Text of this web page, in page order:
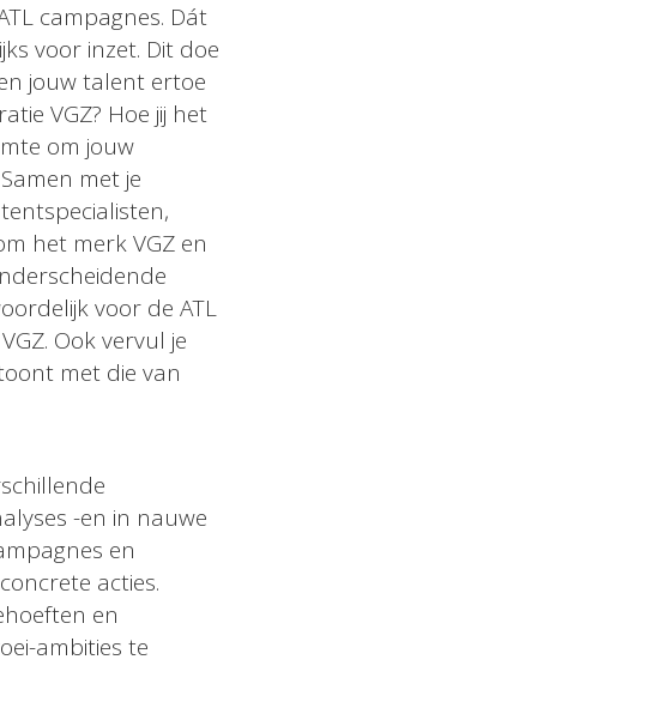
campagnes. Dát
voor inzet. Dit doe
jouw talent ertoe
VGZ? Hoe jij het
om jouw
met je
het merk VGZ en
voor de ATL
Ook vervul je
met die van
-en in nauwe
en
acties.
en
ambities te